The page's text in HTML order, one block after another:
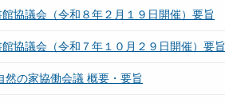
協議会（令和８年２月１９日開催）要旨
協議会（令和７年１０月２９日開催）要旨
の家協働会議 概要・要旨